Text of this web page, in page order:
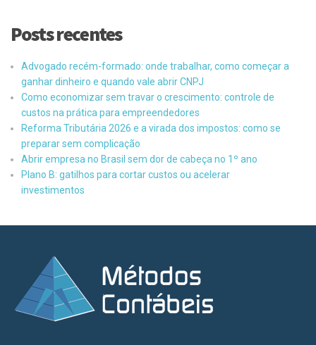
Posts recentes
Advogado recém-formado: onde trabalhar, como começar a
ganhar dinheiro e quando vale abrir CNPJ
Como economizar sem travar o crescimento: controle de
custos na prática para empreendedores
Reforma Tributária 2026 e a virada dos impostos: como se
preparar sem complicação
Abrir empresa no Brasil sem dor de cabeça no 1º ano
Plano B: gatilhos para cortar custos ou acelerar
investimentos